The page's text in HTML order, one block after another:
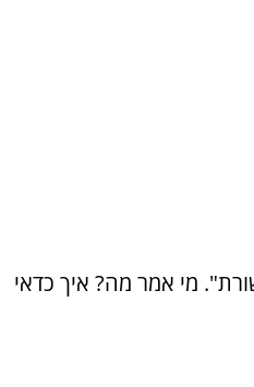
מי אמר מה? איך כדאי